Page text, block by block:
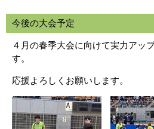
今後の大会予定
４月の春季大会に向けて実力アッ
す。
応援よろしくお願いします。